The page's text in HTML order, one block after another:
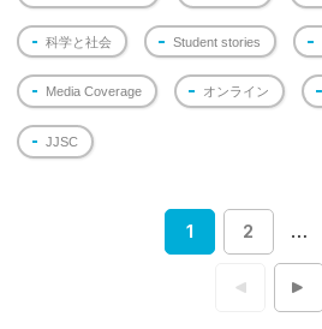
科学と社会 Student stories
Media Coverage オンライン
JJSC
投
ビ
1 2 …